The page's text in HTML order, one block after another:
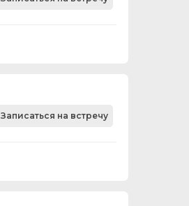
Записаться на встречу